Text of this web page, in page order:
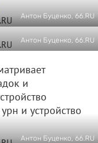
Антон Буценко, 66.RU
Антон Буценко, 66.RU
и
и устройство
Антон Буценко, 66.RU